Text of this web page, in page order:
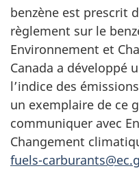
benzène est prescrit
règlement sur le
Environnement et
Canada a développé
l’indice des
un exemplaire de ce
communiquer avec
Changement
fuels-